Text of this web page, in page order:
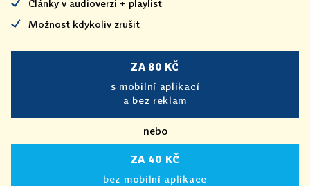
Články v audioverzi + playlist
Možnost kdykoliv zrušit
ZA 80 KČ
s mobilní aplikací
a bez reklam
nebo
ZA 40 KČ
bez mobilní aplikace